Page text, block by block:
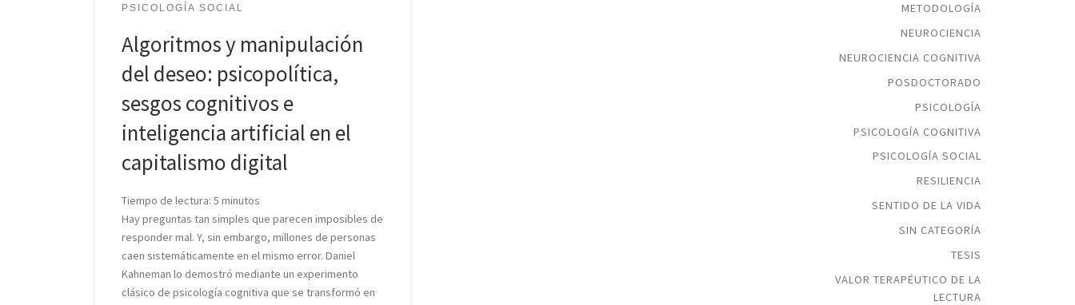
PSICOLOGÍA SOCIAL
Algoritmos y manipulación
del deseo: psicopolítica,
sesgos cognitivos e
inteligencia artificial en el
capitalismo digital
Tiempo de lectura: 5 minutos
Hay preguntas tan simples que parecen imposibles de
responder mal. Y, sin embargo, millones de personas
caen sistemáticamente en el mismo error. Daniel
Kahneman lo demostró mediante un experimento
clásico de psicología cognitiva que se transformó en
METODOLOGÍA
NEUROCIENCIA
NEUROCIENCIA COGNITIVA
POSDOCTORADO
PSICOLOGÍA
PSICOLOGÍA COGNITIVA
PSICOLOGÍA SOCIAL
RESILIENCIA
SENTIDO DE LA VIDA
SIN CATEGORÍA
TESIS
VALOR TERAPÉUTICO DE LA
LECTURA